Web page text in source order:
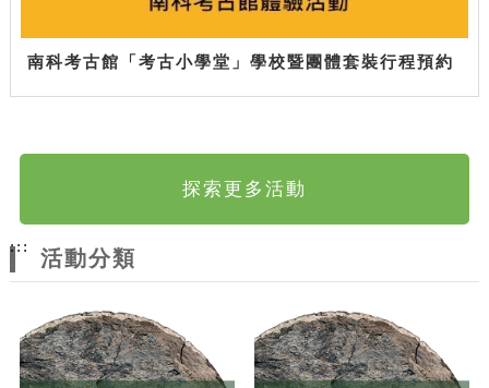
南科考古館「考古小學堂」學校暨團體套裝行程預約
探索更多活動
:::
活動分類